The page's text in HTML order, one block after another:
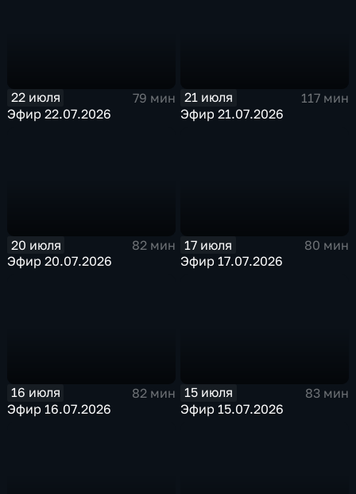
22 июля
79 мин
Эфир 22.07.2026
21 июля
117 мин
Эфир 21.07.2026
20 июля
82 мин
Эфир 20.07.2026
17 июля
80 мин
Эфир 17.07.2026
16 июля
82 мин
Эфир 16.07.2026
15 июля
83 мин
Эфир 15.07.2026